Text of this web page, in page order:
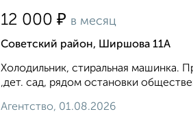
12 000 ₽ в месяц
Советский район, Ширшова 11А
Холодильник, стиральная машинка.
,дет. сад, рядом остановки
Агентство, 01.08.2026